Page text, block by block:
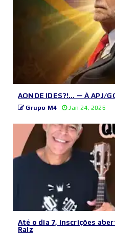
AONDE IDES?!… — À APJ/
Grupo M4 Jan 24, 2026
Até o dia 7, inscrições
Raiz